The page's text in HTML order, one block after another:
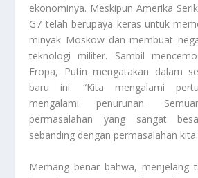
ekonominya. Meskipun Amerika
G7 telah berupaya keras untuk
minyak Moskow dan membuat
teknologi militer. Sambil
Eropa, Putin mengatakan dalam
baru ini: “Kita mengalami
mengalami penurunan.
permasalahan yang sangat
sebanding dengan permasalahan
Memang benar bahwa, menjelang